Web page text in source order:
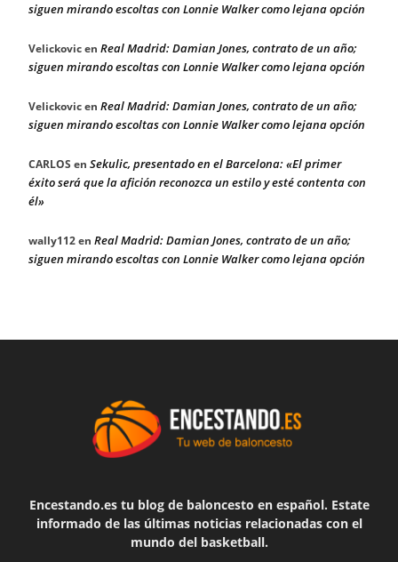
siguen mirando escoltas con Lonnie Walker como lejana opción
Velickovicen Real Madrid: Damian Jones, contrato de un año;
siguen mirando escoltas con Lonnie Walker como lejana opción
Velickovicen Real Madrid: Damian Jones, contrato de un año;
siguen mirando escoltas con Lonnie Walker como lejana opción
CARLOS en Sekulic, presentado en el Barcelona: «El primer
éxito será que la afición reconozca un estilo y esté contenta con
él»
wally112en Real Madrid: Damian Jones, contrato de un año;
siguen mirando escoltas con Lonnie Walker como lejana opción
Encestando.es tu blog de baloncesto en español. Estate
informado de las últimas noticias relacionadas con el
mundo del basketball.